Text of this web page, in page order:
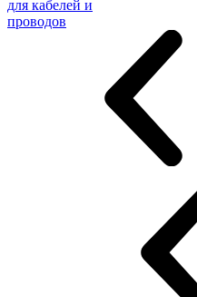
для кабелей и
проводов